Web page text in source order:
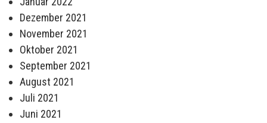
Dezember 2021
November 2021
Oktober 2021
September 2021
August 2021
Juli 2021
Juni 2021